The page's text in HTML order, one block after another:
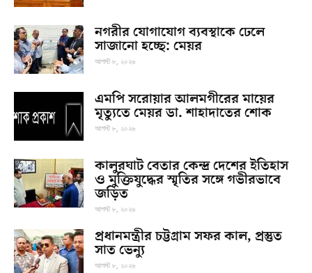
নগরীর যোগাযোগ ব্যবস্থাকে ঢেলে
সাজানো হচ্ছে: মেয়র
আগস্ট ৮, ২০২৬
এমপি সরোয়ার আলমগীরের মায়ের
মৃত্যুতে মেয়র ডা. শাহাদাতের শোক
আগস্ট ৮, ২০২৬
কালুরঘাট বেতার কেন্দ্র দেশের ইতিহাস
ও মুক্তিযুদ্ধের স্মৃতির সঙ্গে গভীরভাবে
জড়িত
আগস্ট ৮, ২০২৬
প্রধানমন্ত্রীর চট্টগ্রাম সফর কাল, প্রস্তুত
সাত ভেন্যু
আগস্ট ৮, ২০২৬